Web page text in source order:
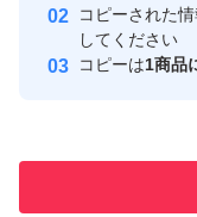
素人検品の為見落
支障がないものにつ
採寸は基本平置きで
取引実績
コピーされた
してください
コピーは1商品